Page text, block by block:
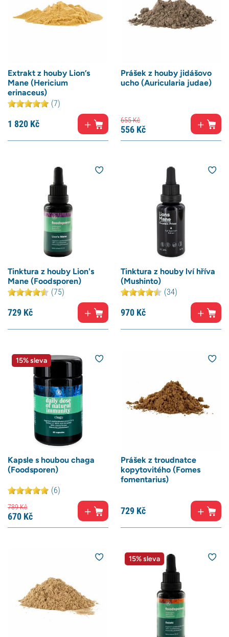
Extrakt z houby Lion’s
Mane (Hericium
erinaceus)
(7)
1 820 Kč
Prášek z houby jidášovo
ucho (Auricularia judae)
655Kč
556 Kč
Tinktura z houby Lion's
Mane (Foodsporen)
(75)
729 Kč
Tinktura z houby lví hříva
(Mushinto)
(34)
970 Kč
15% sleva
Kapsle s houbou chaga
(Foodsporen)
(6)
789Kč
670 Kč
Prášek z troudnatce
kopytovitého (Fomes
fomentarius)
729 Kč
15% sleva